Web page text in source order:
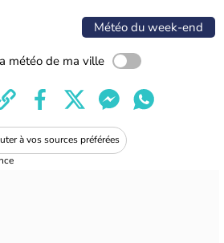
Météo du week-end
météo de ma ville
à vos sources préférées